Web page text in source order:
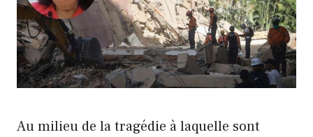
Au milieu de la tragédie à laquelle sont